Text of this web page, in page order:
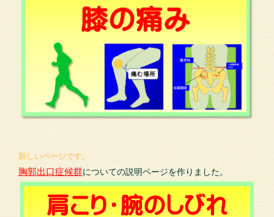
新しいページです。
胸郭出口症候群についての説明ページを作りました。